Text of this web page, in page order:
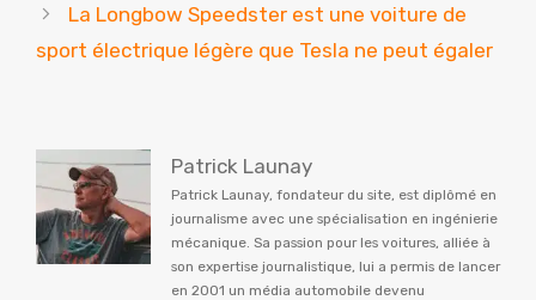
La Longbow Speedster est une voiture de
sport électrique légère que Tesla ne peut égaler
Patrick Launay
Patrick Launay, fondateur du site, est diplômé en
journalisme avec une spécialisation en ingénierie
mécanique. Sa passion pour les voitures, alliée à
son expertise journalistique, lui a permis de lancer
en 2001 un média automobile devenu